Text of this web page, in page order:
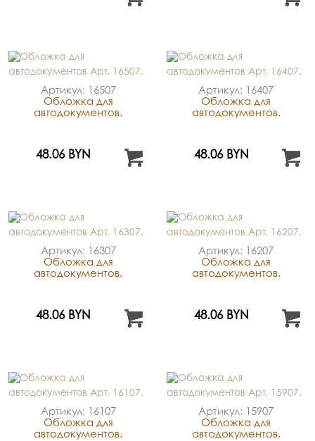
Артикул: 16507
Обложка для
автодокументов.
48.06 BYN
Артикул: 16407
Обложка для
автодокументов.
48.06 BYN
Артикул: 16307
Обложка для
автодокументов.
48.06 BYN
Артикул: 16207
Обложка для
автодокументов.
48.06 BYN
Артикул: 16107
Обложка для
автодокументов.
Артикул: 15907
Обложка для
автодокументов.